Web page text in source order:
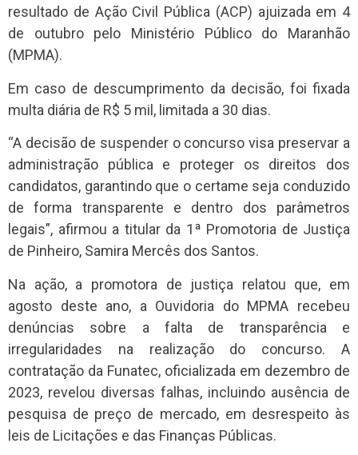
resultado de Ação Civil Pública (ACP) ajuizada em 4
de outubro pelo Ministério Público do Maranhão
(MPMA).
Em caso de descumprimento da decisão, foi fixada
multa diária de R$ 5 mil, limitada a 30 dias.
“A decisão de suspender o concurso visa preservar a
administração pública e proteger os direitos dos
candidatos, garantindo que o certame seja conduzido
de forma transparente e dentro dos parâmetros
legais”, afirmou a titular da 1ª Promotoria de Justiça
de Pinheiro, Samira Mercês dos Santos.
Na ação, a promotora de justiça relatou que, em
agosto deste ano, a Ouvidoria do MPMA recebeu
denúncias sobre a falta de transparência e
irregularidades na realização do concurso. A
contratação da Funatec, oficializada em dezembro de
2023, revelou diversas falhas, incluindo ausência de
pesquisa de preço de mercado, em desrespeito às
leis de Licitações e das Finanças Públicas.